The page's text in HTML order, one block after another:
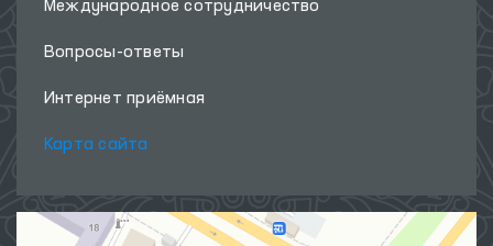
Международное сотрудничество
Вопросы-ответы
Интернет приёмная
Карта сайта